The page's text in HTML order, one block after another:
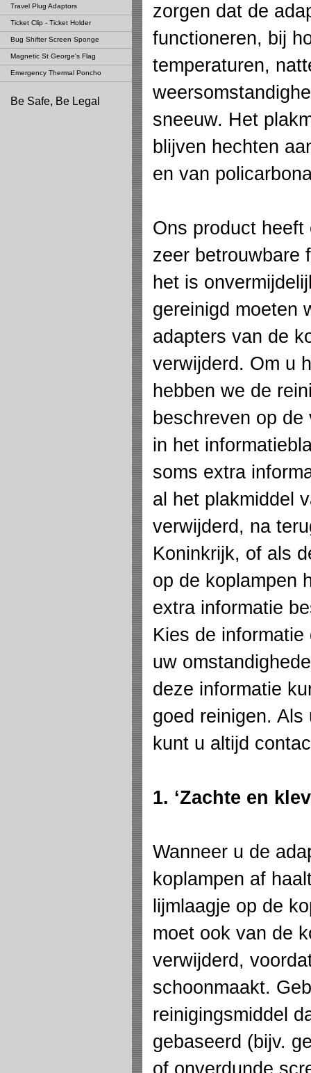
Travel Plug Adaptors
Ticket Clip - Ticket Holder
Bug Shifter Screen Sponge
Magnetic St George's Flag
Emergency Thermal Poncho
Be Safe, Be Legal
zorgen dat de
functioneren, bij
temperaturen,
sneeuw. Het
blijven hechten
en van
Ons product
zeer betrouwbare
het is
gereinigd moeten
adapters van de
verwijderd. Om u
hebben we de
beschreven op
in het
soms extra
al het plakmiddel
verwijderd, na
Koninkrijk, of als
op de koplampen
extra informatie
Kies de
uw
deze informatie
goed reinigen.
kunt u altijd
1. ‘Zachte en
Wanneer u de
koplampen af
lijmlaagje op de
moet ook van de
verwijderd,
schoonmaakt.
reinigingsmiddel
gebaseerd (bijv.
of onverdunde